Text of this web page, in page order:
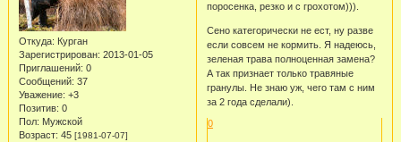
Откуда: Курган
Зарегистрирован: 2013-01-05
Приглашений: 0
Сообщений: 37
Уважение: +3
Позитив: 0
Пол: Мужской
Возраст: 45 [1981-07-07]
поросенка, резко и с грохотом))).
Сено категорически не ест, ну разве
если совсем не кормить. Я надеюсь,
зеленая трава полноценная замена?
А так признает только травяные
гранулы. Не знаю уж, чего там с ним
за 2 года сделали).
0